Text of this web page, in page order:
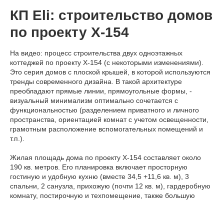
КП Eli: строительство домов
по проекту Х-154
На видео: процесс строительства двух одноэтажных
коттеджей по проекту Х-154 (с некоторыми изменениями).
Это серия домов с плоской крышей, в которой используются
тренды современного дизайна. В такой архитектуре
преобладают прямые линии, прямоугольные формы, -
визуальный минимализм оптимально сочетается с
функциональностью (разделением приватного и личного
пространства, ориентацией комнат с учетом освещенности,
грамотным расположение вспомогательных помещений и
т.п.).
Жилая площадь дома по проекту Х-154 составляет около
190 кв. метров. Его планировка включает просторную
гостиную и удобную кухню (вместе 34,5 +11,6 кв. м), 3
спальни, 2 санузла, прихожую (почти 12 кв. м), гардеробную
комнату, постирочную и техпомещение, также большую